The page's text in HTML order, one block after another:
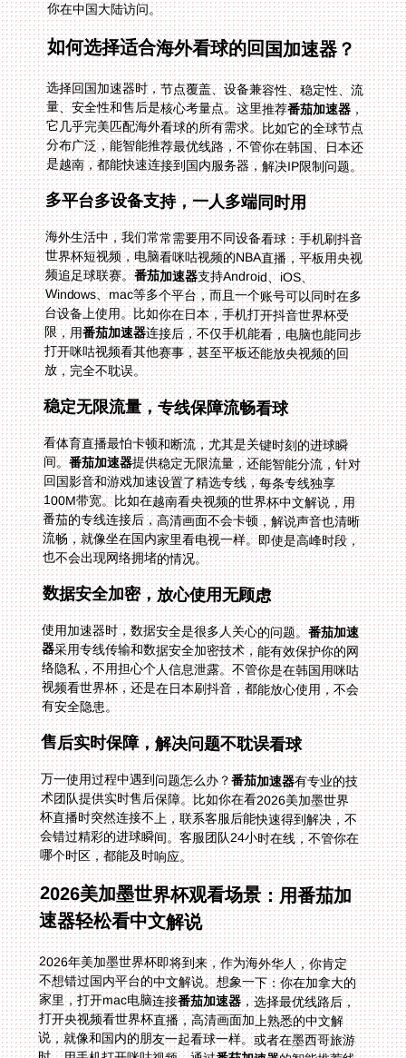
你在中国大陆访问。
如何选择适合海外看球的回国加速器？
选择回国加速器时，节点覆盖、设备兼容性、稳定性、流
量、安全性和售后是核心考量点。这里推荐番茄加速器，
它几乎完美匹配海外看球的所有需求。比如它的全球节点
分布广泛，能智能推荐最优线路，不管你在韩国、日本还
是越南，都能快速连接到国内服务器，解决IP限制问题。
多平台多设备支持，一人多端同时用
海外生活中，我们常常需要用不同设备看球：手机刷抖音
世界杯短视频，电脑看咪咕视频的NBA直播，平板用央视
频追足球联赛。番茄加速器支持Android、iOS、
Windows、mac等多个平台，而且一个账号可以同时在多
台设备上使用。比如你在日本，手机打开抖音世界杯受
限，用番茄加速器连接后，不仅手机能看，电脑也能同步
打开咪咕视频看其他赛事，甚至平板还能放央视频的回
放，完全不耽误。
稳定无限流量，专线保障流畅看球
看体育直播最怕卡顿和断流，尤其是关键时刻的进球瞬
间。番茄加速器提供稳定无限流量，还能智能分流，针对
回国影音和游戏加速设置了精选专线，每条专线独享
100M带宽。比如在越南看央视频的世界杯中文解说，用
番茄的专线连接后，高清画面不会卡顿，解说声音也清晰
流畅，就像坐在国内家里看电视一样。即使是高峰时段，
也不会出现网络拥堵的情况。
数据安全加密，放心使用无顾虑
使用加速器时，数据安全是很多人关心的问题。番茄加速
器采用专线传输和数据安全加密技术，能有效保护你的网
络隐私，不用担心个人信息泄露。不管你是在韩国用咪咕
视频看世界杯，还是在日本刷抖音，都能放心使用，不会
有安全隐患。
售后实时保障，解决问题不耽误看球
万一使用过程中遇到问题怎么办？番茄加速器有专业的技
术团队提供实时售后保障。比如你在看2026美加墨世界
杯直播时突然连接不上，联系客服后能快速得到解决，不
会错过精彩的进球瞬间。客服团队24小时在线，不管你在
哪个时区，都能及时响应。
2026美加墨世界杯观看场景：用番茄加
速器轻松看中文解说
2026年美加墨世界杯即将到来，作为海外华人，你肯定
不想错过国内平台的中文解说。想象一下：你在加拿大的
家里，打开mac电脑连接番茄加速器，选择最优线路后，
打开央视频看世界杯直播，高清画面加上熟悉的中文解
说，就像和国内的朋友一起看球一样。或者在墨西哥旅游